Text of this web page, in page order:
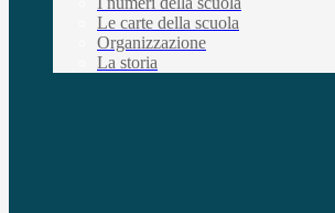
Le carte della scuola
Organizzazione
La storia